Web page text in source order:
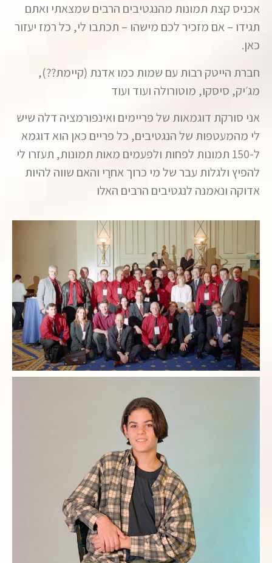
אכניס קצת תמונות מהנגטיבים הרבים שמצאתי ואתם
תגידו – אם מזכיר לכם מישהו – תכתבו לי, כל רמז יעזור
כאן.
חברת הייטק רבות עם שמות כמו אדנת (קיימת??),
מג׳יק, סיסקו, מוטורולה ועוד ועוד
אני סורקת דוגמאות של פריימים ואינפורמציה דלה שיש
לי מהמעטפות של הנגטיבים, כל פריים כאן הוא דוגמא
ל-150 תמונות לפחות ולפעמים מאות תמונות, תעזרו לי
להפיץ ולגלות עבר של מי כרוך אחרָי והאם שווה להיות
אדוקה ונאמנה לנגטיבים הרבים האלו